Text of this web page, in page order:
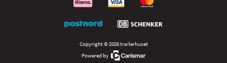
Copyright © 2026 trailerhuset
Powered by